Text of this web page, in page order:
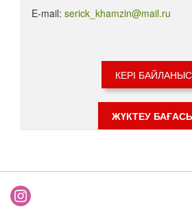
E-mail: serick_khamzin@mail.ru
КЕРІ БАЙЛАНЫС
ЖҮКТЕУ